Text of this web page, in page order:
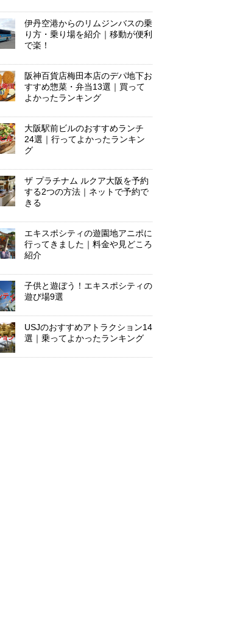
伊丹空港からのリムジンバスの乗
り方・乗り場を紹介｜移動が便利
で楽！
阪神百貨店梅田本店のデパ地下お
すすめ惣菜・弁当13選｜買って
よかったランキング
大阪駅前ビルのおすすめランチ
24選｜行ってよかったランキン
グ
ザ プラチナム ルクア大阪を予約
する2つの方法｜ネットで予約で
きる
エキスポシティの遊園地アニポに
行ってきました｜料金や見どころ
紹介
子供と遊ぼう！エキスポシティの
遊び場9選
USJのおすすめアトラクション14
選｜乗ってよかったランキング